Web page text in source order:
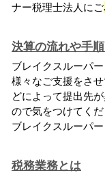
ナー税理士法人にご
決算の流れや手
ブレイクスルーパ
様々なご支援をさ
どによって提出先
ので気をつけてく
ブレイクスルーパ
税務業務とは